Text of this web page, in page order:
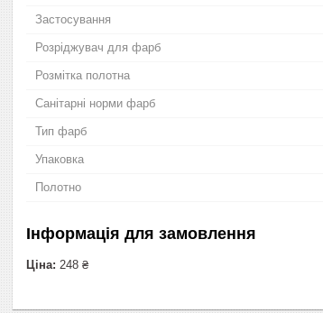
Застосування
Розріджувач для фарб
Розмітка полотна
Санітарні норми фарб
Тип фарб
Упаковка
Полотно
Інформація для замовлення
Ціна: 248 ₴